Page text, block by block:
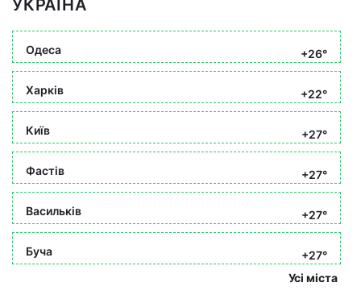
УКРАЇНА
Одеса +26°
Харків +22°
Київ +27°
Фастів +27°
Васильків +27°
Буча
+27°
Усі міста